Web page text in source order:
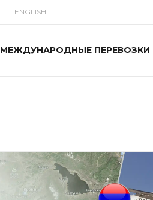
ENGLISH
МЕЖДУНАРОДНЫЕ ПЕРЕВОЗКИ